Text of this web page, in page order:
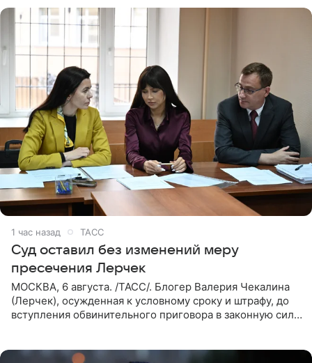
1 час назад ТАСС
Суд оставил без изменений меру
пресечения Лерчек
МОСКВА, 6 августа. /ТАСС/. Блогер Валерия Чекалина
(Лерчек), осужденная к условному сроку и штрафу, до
вступления обвинительного приговора в законную силу